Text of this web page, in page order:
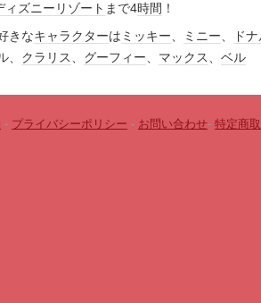
ィズニー リゾート まで4時間 ！
きなキャラクターは ミッキー、 ミニー、
ド
、 クラリス、 グーフィー、 マックス、 ベル
- プライバシーポリシー - お問い合わせ- 特定商